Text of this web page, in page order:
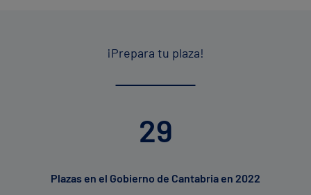
¡Prepara tu plaza!
29
Plazas en el Gobierno de Cantabria en 2022